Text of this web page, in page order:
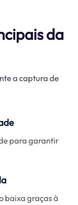
da
a captura de
para garantir
baixa graças à